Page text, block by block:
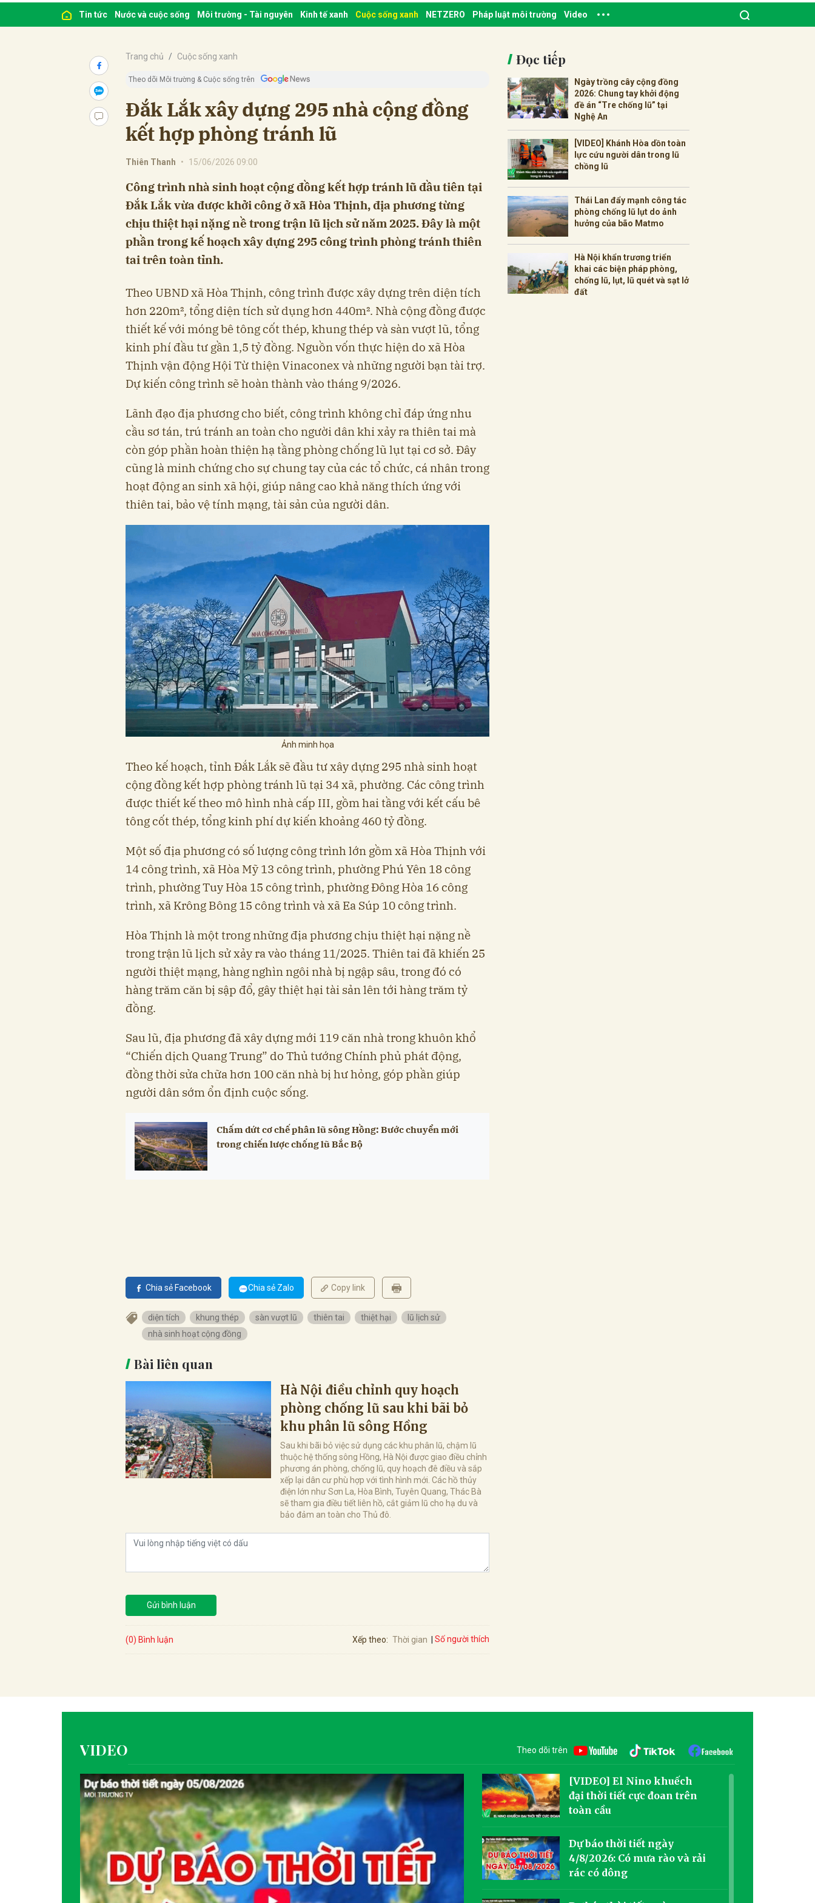
Tin tức Nước và cuộc sống Môi trường - Tài nguyên Kinh tế xanh Cuộc sống xanh NETZERO Pháp luật môi trường Video
Trang chủ Cuộc sống xanh
Theo dõi Môi trường & Cuộc sống trên
Đắk Lắk xây dựng 295 nhà cộng đồng
kết hợp phòng tránh lũ
Thiên Thanh • 15/06/2026 09:00
Công trình nhà sinh hoạt cộng đồng kết hợp tránh lũ đầu tiên tại
Đắk Lắk vừa được khởi công ở xã Hòa Thịnh, địa phương từng
chịu thiệt hại nặng nề trong trận lũ lịch sử năm 2025. Đây là một
phần trong kế hoạch xây dựng 295 công trình phòng tránh thiên
tai trên toàn tỉnh.
Theo UBND xã Hòa Thịnh, công trình được xây dựng trên diện tích
hơn 220m², tổng diện tích sử dụng hơn 440m². Nhà cộng đồng được
thiết kế với móng bê tông cốt thép, khung thép và sàn vượt lũ, tổng
kinh phí đầu tư gần 1,5 tỷ đồng. Nguồn vốn thực hiện do xã Hòa
Thịnh vận động Hội Từ thiện Vinaconex và những người bạn tài trợ.
Dự kiến công trình sẽ hoàn thành vào tháng 9/2026.
Lãnh đạo địa phương cho biết, công trình không chỉ đáp ứng nhu
cầu sơ tán, trú tránh an toàn cho người dân khi xảy ra thiên tai mà
còn góp phần hoàn thiện hạ tầng phòng chống lũ lụt tại cơ sở. Đây
cũng là minh chứng cho sự chung tay của các tổ chức, cá nhân trong
hoạt động an sinh xã hội, giúp nâng cao khả năng thích ứng với
thiên tai, bảo vệ tính mạng, tài sản của người dân.
Ảnh minh họa
Theo kế hoạch, tỉnh Đắk Lắk sẽ đầu tư xây dựng 295 nhà sinh hoạt
cộng đồng kết hợp phòng tránh lũ tại 34 xã, phường. Các công trình
được thiết kế theo mô hình nhà cấp III, gồm hai tầng với kết cấu bê
tông cốt thép, tổng kinh phí dự kiến khoảng 460 tỷ đồng.
Một số địa phương có số lượng công trình lớn gồm xã Hòa Thịnh với
14 công trình, xã Hòa Mỹ 13 công trình, phường Phú Yên 18 công
trình, phường Tuy Hòa 15 công trình, phường Đông Hòa 16 công
trình, xã Krông Bông 15 công trình và xã Ea Súp 10 công trình.
Hòa Thịnh là một trong những địa phương chịu thiệt hại nặng nề
trong trận lũ lịch sử xảy ra vào tháng 11/2025. Thiên tai đã khiến 25
người thiệt mạng, hàng nghìn ngôi nhà bị ngập sâu, trong đó có
hàng trăm căn bị sập đổ, gây thiệt hại tài sản lên tới hàng trăm tỷ
đồng.
Sau lũ, địa phương đã xây dựng mới 119 căn nhà trong khuôn khổ
“Chiến dịch Quang Trung” do Thủ tướng Chính phủ phát động,
đồng thời sửa chữa hơn 100 căn nhà bị hư hỏng, góp phần giúp
người dân sớm ổn định cuộc sống.
Chấm dứt cơ chế phân lũ sông Hồng: Bước chuyển mới
trong chiến lược chống lũ Bắc Bộ
Chia sẻ Facebook Chia sẻ Zalo Copy link
diện tích khung thép sàn vượt lũ thiên tai thiệt hại
lũ lịch sử
nhà sinh hoạt cộng đồng
Bài liên quan
Hà Nội điều chỉnh quy hoạch
phòng chống lũ sau khi bãi bỏ
khu phân lũ sông Hồng
Sau khi bãi bỏ việc sử dụng các khu phân lũ, chậm lũ
thuộc hệ thống sông Hồng, Hà Nội được giao điều chỉnh
phương án phòng, chống lũ, quy hoạch đê điều và sắp
xếp lại dân cư phù hợp với tình hình mới. Các hồ thủy
điện lớn như Sơn La, Hòa Bình, Tuyên Quang, Thác Bà
sẽ tham gia điều tiết liên hồ, cắt giảm lũ cho hạ du và
bảo đảm an toàn cho Thủ đô.
Gửi bình luận
(0) Bình luận Xếp theo: Thời gian Số người thích
Đọc tiếp
Ngày trồng cây cộng đồng
2026: Chung tay khởi động
đề án “Tre chống lũ” tại
Nghệ An
[VIDEO] Khánh Hòa dồn toàn
lực cứu người dân trong lũ
chồng lũ
Thái Lan đẩy mạnh công tác
phòng chống lũ lụt do ảnh
hưởng của bão Matmo
Hà Nội khẩn trương triển
khai các biện pháp phòng,
chống lũ, lụt, lũ quét và sạt lở
đất
VIDEO Theo dõi trên
[VIDEO] El Nino khuếch
đại thời tiết cực đoan trên
toàn cầu
Dự báo thời tiết ngày
4/8/2026: Có mưa rào và rải
rác có dông